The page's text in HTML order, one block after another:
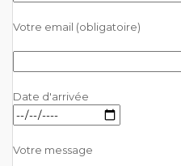
Votre email (obligatoire)
Date d'arrivée
Votre message